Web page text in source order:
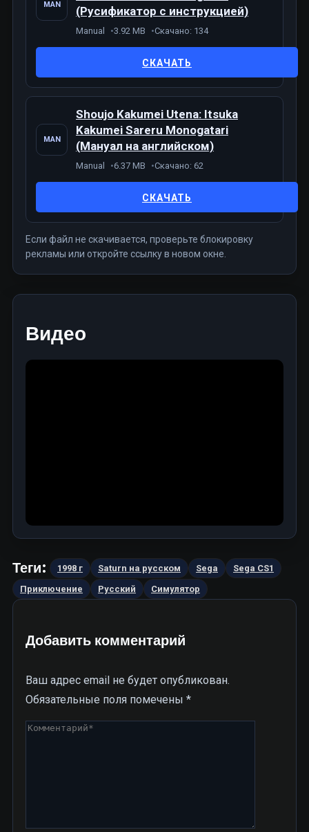
MAN
(Русификатор с инструкцией)
Manual 3.92 MB Скачано: 134
СКАЧАТЬ
MAN
Shoujo Kakumei Utena: Itsuka
Kakumei Sareru Monogatari
(Мануал на английском)
Manual 6.37 MB Скачано: 62
СКАЧАТЬ
Если файл не скачивается, проверьте блокировку
рекламы или откройте ссылку в новом окне.
Видео
Теги: 1998 г Saturn на русском Sega
Sega CS1
Приключение
Русский Симулятор
Добавить комментарий
Ваш адрес email не будет опубликован.
Обязательные поля помечены *